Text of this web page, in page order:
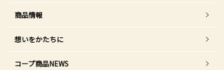
商品情報
想いをかたちに
コープ商品NEWS